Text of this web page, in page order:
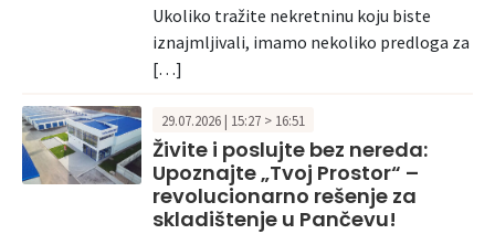
Ukoliko tražite nekretninu koju biste
iznajmljivali, imamo nekoliko predloga za
[…]
29.07.2026 | 15:27 > 16:51
Živite i poslujte bez nereda:
Upoznajte „Tvoj Prostor“ –
revolucionarno rešenje za
skladištenje u Pančevu!